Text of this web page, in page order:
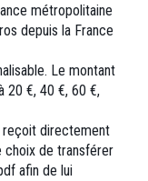
métropolitaine
depuis la France
Le montant
20 €, 40 €, 60 €,
reçoit directement
choix de transférer
afin de lui